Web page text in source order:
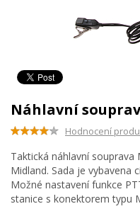
Náhlavní
Hodnocení
Taktická náhlavní
Midland. Sada je vybavena
Možné nastavení funkce
stanice s konektorem typu